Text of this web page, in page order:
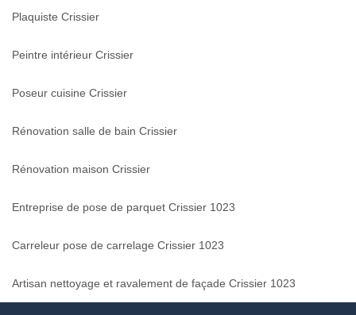
Plaquiste Crissier
Peintre intérieur Crissier
Poseur cuisine Crissier
Rénovation salle de bain Crissier
Rénovation maison Crissier
Entreprise de pose de parquet Crissier 1023
Carreleur pose de carrelage Crissier 1023
Artisan nettoyage et ravalement de façade Crissier 1023